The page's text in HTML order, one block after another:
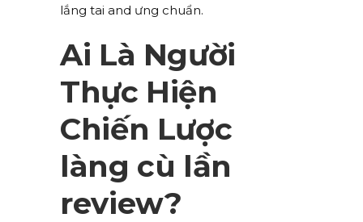
lắng tai and ưng chuẩn.
Ai Là Người
Thực Hiện
Chiến Lược
làng cù lần
review?